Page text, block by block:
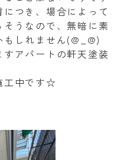
つき、場合によって
うなので、無暗に素
しれません(@_@)
アパートの軒天塗装
工中です☆